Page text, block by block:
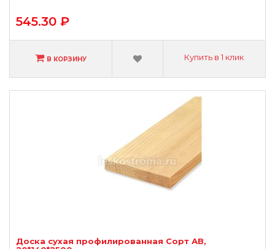
545.30 ₽
В КОРЗИНУ Купить в 1 клик
Доска сухая профилированная Сорт АВ,